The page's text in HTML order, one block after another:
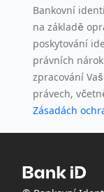
Bankovní
na základě
poskytování
právních
zpracování
právech,
Zásadách